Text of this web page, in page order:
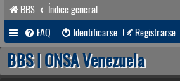
BBS
Índice general
FAQ
Identificarse Registrarse
BBS | ONSA Venezuela